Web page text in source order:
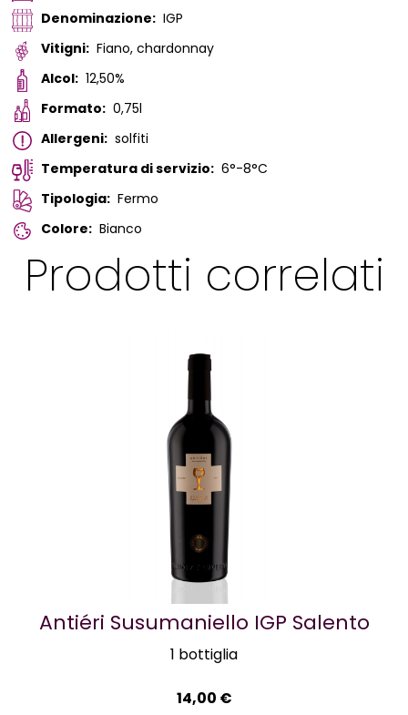
Denominazione: IGP
Vitigni: Fiano, chardonnay
Alcol: 12,50%
Formato: 0,75l
Allergeni: solfiti
Temperatura di servizio: 6°-8°C
Tipologia: Fermo
Colore: Bianco
Prodotti correlati
Antiéri Susumaniello IGP Salento
1 bottiglia
14,00 €